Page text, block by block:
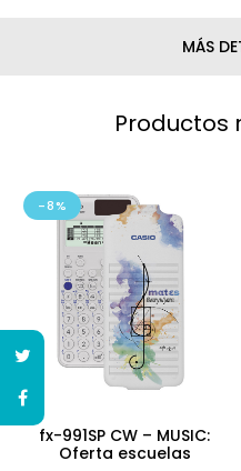
MÁS
Productos
-8%
fx-991SP CW – MUSIC:
Oferta escuelas